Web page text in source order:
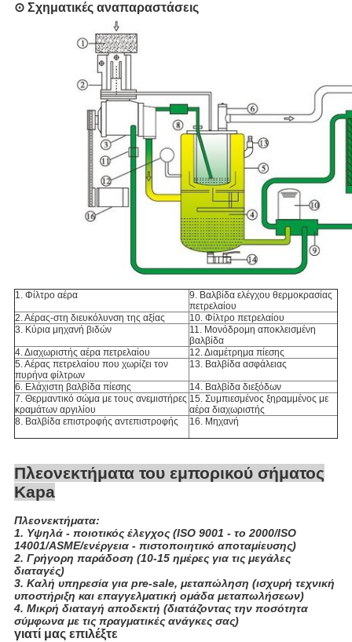
⊙ Σχηματικές αναπαραστάσεις
1. Φίλτρο αέρα
9. Βαλβίδα ελέγχου θερμοκρασίας
πετρελαίου
2. Αέρας-στη διευκόλυνση της αξίας
10. Φίλτρο πετρελαίου
3. Κύρια μηχανή βιδών
11. Μονόδρομη αποκλεισμένη
βαλβίδα
4. Διαχωριστής αέρα πετρελαίου
12. Διαμέτρημα πίεσης
5. Αέρας πετρελαίου που χωρίζει τον
πυρήνα φίλτρων
13. Βαλβίδα ασφάλειας
6. Ελάχιστη βαλβίδα πίεσης
14. Βαλβίδα διεξόδων
7. Θερμαντικό σώμα με τους ανεμιστήρες
κραμάτων αργιλίου
15. Συμπιεσμένος ξηραμμένος με
αέρα διαχωριστής
8. Βαλβίδα επιστροφής αντεπιστροφής
16. Μηχανή
Πλεονεκτήματα του εμπορικού σήματος
Kapa
Πλεονεκτήματα:
1. Υψηλά - ποιοτικός έλεγχος (ISO 9001 - το 2000/ISO
14001/ASME/ενέργεια - πιστοποιητικό αποταμίευσης)
2. Γρήγορη παράδοση (10-15 ημέρες για τις μεγάλες
διαταγές)
3. Καλή υπηρεσία για pre-sale, μεταπώληση (ισχυρή τεχνική
υποστήριξη και επαγγελματική ομάδα μεταπωλήσεων)
4. Μικρή διαταγή αποδεκτή (διατάζοντας την ποσότητα
σύμφωνα με τις πραγματικές ανάγκες σας)
γιατί μας επιλέξτε